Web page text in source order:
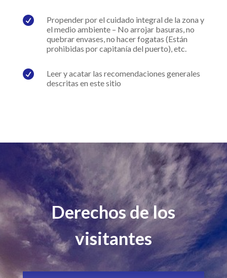

Propender por el cuidado integral de la zona y
el medio ambiente – No arrojar basuras, no
quebrar envases, no hacer fogatas (Están
prohibidas por capitanía del puerto), etc.

Leer y acatar las recomendaciones generales
descritas en este sitio
Derechos de los
visitantes